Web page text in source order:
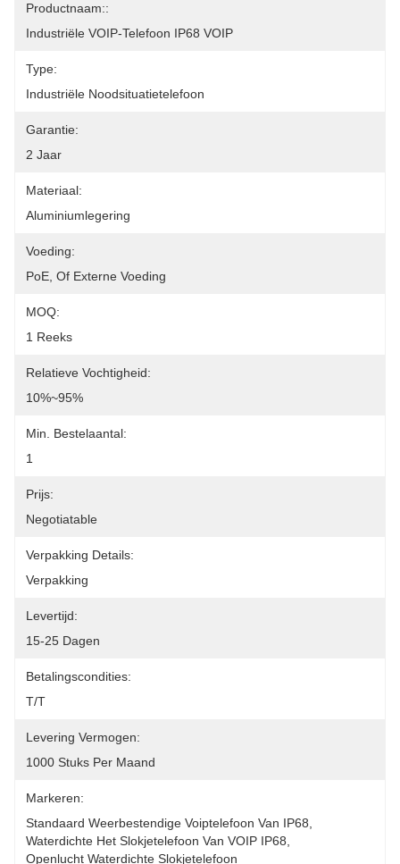
Productnaam::
Industriële VOIP-Telefoon IP68 VOIP
Type:
Industriële Noodsituatietelefoon
Garantie:
2 Jaar
Materiaal:
Aluminiumlegering
Voeding:
PoE, Of Externe Voeding
MOQ:
1 Reeks
Relatieve Vochtigheid:
10%~95%
Min. Bestelaantal:
1
Prijs:
Negotiatable
Verpakking Details:
Verpakking
Levertijd:
15-25 Dagen
Betalingscondities:
T/T
Levering Vermogen:
1000 Stuks Per Maand
Markeren:
Standaard Weerbestendige Voiptelefoon Van IP68
Waterdichte Het Slokjetelefoon Van VOIP IP68
Openlucht Waterdichte Slokjetelefoon